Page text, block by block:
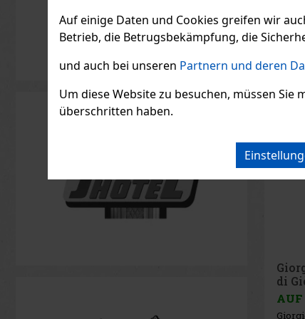
Auf einige Daten und Cookies greifen wir
Betrieb, die Betrugsbekämpfung, die
und auch bei unseren Partnern und deren
Um diese Website zu besuchen, müssen Sie
überschritten haben.
di
AUF